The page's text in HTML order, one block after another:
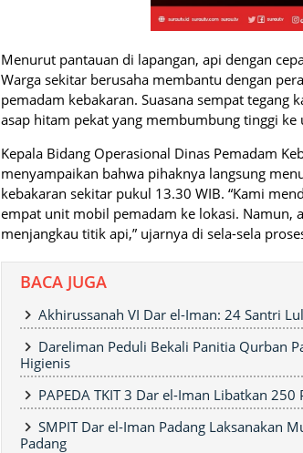
Menurut pantauan di lapangan, api dengan
Warga sekitar berusaha membantu dengan
pemadam kebakaran. Suasana sempat
asap hitam pekat yang membumbung tinggi ke
Kepala Bidang Operasional Dinas Pemadam
menyampaikan bahwa pihaknya langsung
kebakaran sekitar pukul 13.30 WIB. “Kami
empat unit mobil pemadam ke lokasi. Namun,
menjangkau titik api,” ujarnya di sela-sela
BACA JUGA
Akhirussanah VI Dar el-Iman: 24 Santri
Dareliman Peduli Bekali Panitia Qurban
Higienis
PAPEDA TKIT 3 Dar el-Iman Libatkan
SMPIT Dar el-Iman Padang Laksanakan
Padang